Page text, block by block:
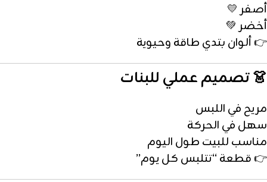
أصفر 💛
أخضر 💚
👉 ألوان بتدي طاقة وحيوية
👗 تصميم عملي للبنات
مريح في اللبس
سهل في الحركة
مناسب للبيت طول اليوم
👉 قطعة “تتلبس كل يوم”